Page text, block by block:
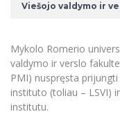
Viešojo valdymo ir
Mykolo Romerio
valdymo ir verslo
PMI) nuspręsta
instituto (toliau – LSVI)
institutu.